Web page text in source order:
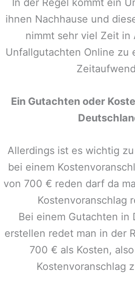
ihnen Nachhause und
nimmt sehr viel Zeit in
Unfallgutachten Online zu
Ein Gutachten oder
Allerdings ist es wichtig
bei einem
von 700 € reden darf da
Kostenvoranschlag
Bei einem Gutachten in
erstellen redet man in der
700 € als Kosten,
Kostenvoranschlag